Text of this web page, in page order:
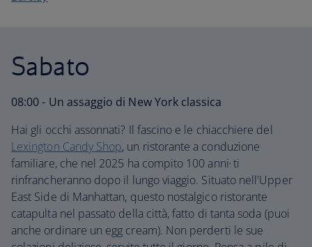
Sabato
08:00 - Un assaggio di New York classica
Hai gli occhi assonnati? Il fascino e le chiacchiere del
Lexington Candy Shop, un ristorante a conduzione
familiare, che nel 2025 ha compito 100 anni, ti
rinfrancheranno dopo il lungo viaggio. Situato nell'Upper
East Side di Manhattan, questo nostalgico ristorante
catapulta nel passato della città, fatto di tanta soda (puoi
anche ordinare un egg cream). Non perderti le sue